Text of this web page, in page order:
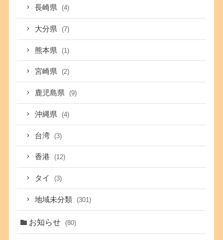
長崎県 (4)
大分県 (7)
熊本県 (1)
宮崎県 (2)
鹿児島県 (9)
沖縄県 (4)
台湾 (3)
香港 (12)
タイ (3)
地域未分類 (301)
お知らせ (80)